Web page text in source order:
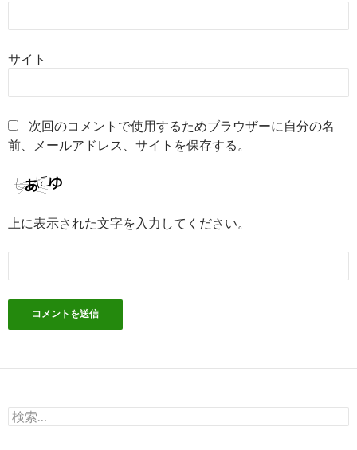
サイト
次回のコメントで使用するためブラウザーに自分の名
前、メールアドレス、サイトを保存する。
上に表示された文字を入力してください。
検
索: